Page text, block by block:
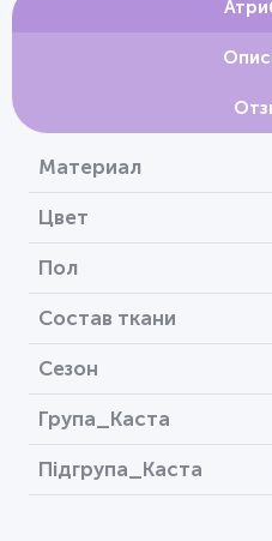
Материал
Цвет
Пол
Состав ткани
Сезон
Група_Каста
Підгрупа_Каста